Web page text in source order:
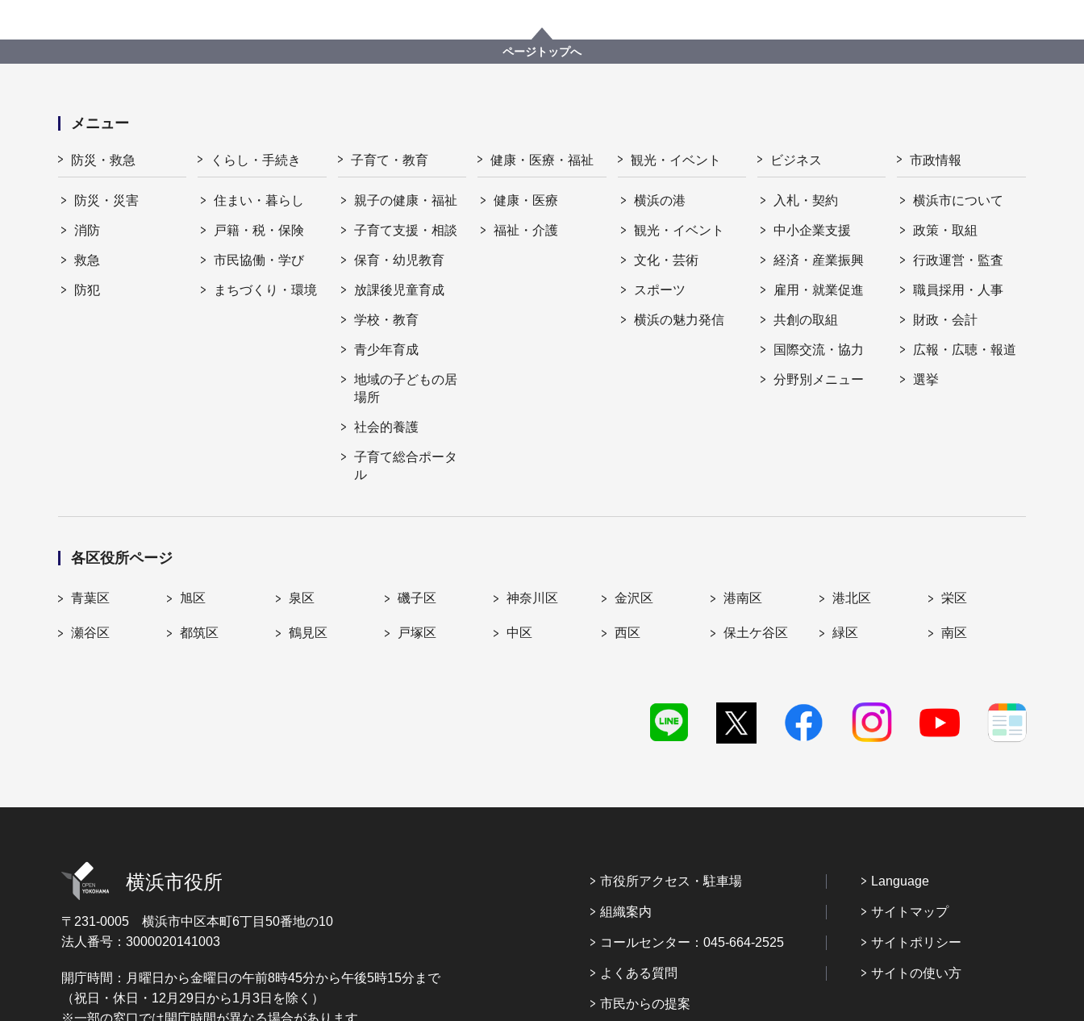
ページトップへ
メニュー
防災・救急
防災・災害
消防
救急
防犯
くらし・手続き
住まい・暮らし
戸籍・税・保険
市民協働・学び
まちづくり・環境
子育て・教育
親子の健康・福祉
子育て支援・相談
保育・幼児教育
放課後児童育成
学校・教育
青少年育成
地域の子どもの居
場所
社会的養護
子育て総合ポータ
ル
健康・医療・福祉
健康・医療
福祉・介護
観光・イベント
横浜の港
観光・イベント
文化・芸術
スポーツ
横浜の魅力発信
ビジネス
入札・契約
中小企業支援
経済・産業振興
雇用・就業促進
共創の取組
国際交流・協力
分野別メニュー
市政情報
横浜市について
政策・取組
行政運営・監査
職員採用・人事
財政・会計
広報・広聴・報道
選挙
各区役所ページ
青葉区 旭区 泉区 磯子区 神奈川区 金沢区 港南区 港北区 栄区
瀬谷区 都筑区 鶴見区 戸塚区 中区 西区 保土ケ谷区 緑区 南区
横浜市役所
〒231-0005 横浜市中区本町6丁目50番地の10
法人番号：3000020141003
開庁時間：月曜日から金曜日の午前8時45分から午後5時15分まで
（祝日・休日・12月29日から1月3日を除く）
※一部の窓口では開庁時間が異なる場合があります
市役所アクセス・駐車場
組織案内
コールセンター：045-664-2525
よくある質問
市民からの提案
Language
サイトマップ
サイトポリシー
サイトの使い方